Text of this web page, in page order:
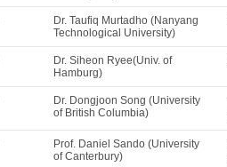
Dr. Taufiq Murtadho (Nanyang
Technological University)
Dr. Siheon Ryee(Univ. of
Hamburg)
Dr. Dongjoon Song (University
of British Columbia)
Prof. Daniel Sando (University
of Canterbury)